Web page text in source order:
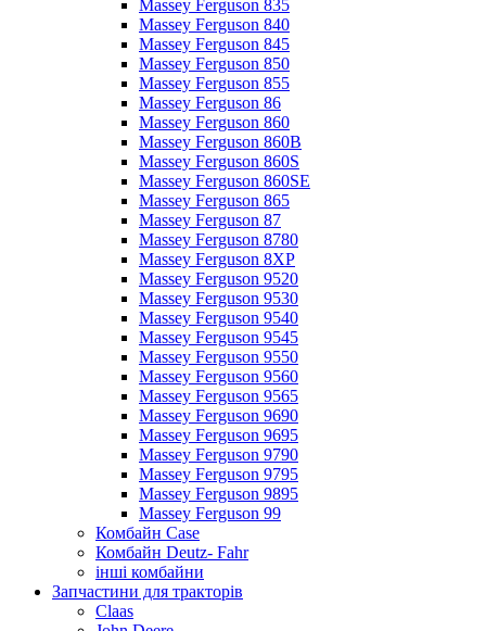
Massey Ferguson 835
Massey Ferguson 840
Massey Ferguson 845
Massey Ferguson 850
Massey Ferguson 855
Massey Ferguson 86
Massey Ferguson 860
Massey Ferguson 860B
Massey Ferguson 860S
Massey Ferguson 860SE
Massey Ferguson 865
Massey Ferguson 87
Massey Ferguson 8780
Massey Ferguson 8XP
Massey Ferguson 9520
Massey Ferguson 9530
Massey Ferguson 9540
Massey Ferguson 9545
Massey Ferguson 9550
Massey Ferguson 9560
Massey Ferguson 9565
Massey Ferguson 9690
Massey Ferguson 9695
Massey Ferguson 9790
Massey Ferguson 9795
Massey Ferguson 9895
Massey Ferguson 99
Комбайн Case
Комбайн Deutz- Fahr
інші комбайни
Запчастини для тракторів
Claas